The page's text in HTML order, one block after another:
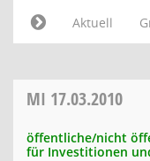
Aktuell
MI 17.03.2010
öffentliche/nicht
für Investitionen